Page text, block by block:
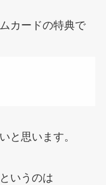
カードの特典で
と思います。
いうのは